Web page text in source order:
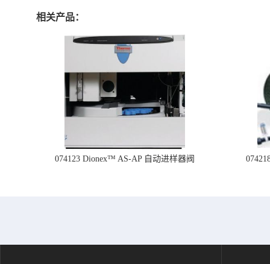
相关产品：
074123 Dionex™ AS-AP 自动进样器阀